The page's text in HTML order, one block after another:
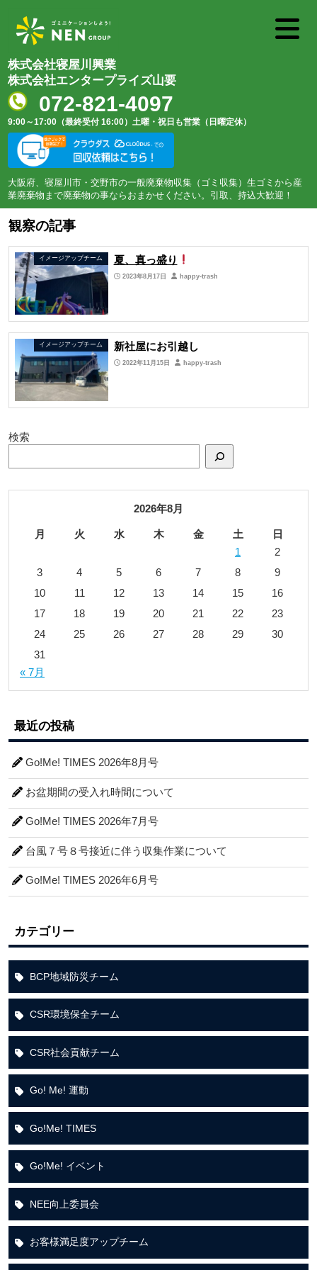
株式会社寝屋川興業
株式会社エンタープライズ山要
072-821-4097
9:00～17:00（最終受付 16:00） 土曜・祝日も営業（日曜定休）
大阪府、寝屋川市・交野市の一般廃棄物収集（ゴミ収集）生ゴミから産
業廃棄物まで廃棄物の事ならおまかせください。引取、持込大歓迎！
観察の記事
イメージアップチーム 夏、真っ盛り
2023年8月17日 happy-trash
イメージアップチーム 新社屋にお引越し
2022年11月15日 happy-trash
検索
2026年8月
月 火 水 木 金 土
日
1
2
3
4 5 6 7 8
9
10
11 12 13 14 15
16
17
18 19 20 21 22
23
24
25 26 27 28 29
30
31
« 7月
最近の投稿
Go!Me! TIMES 2026年8月号
お盆期間の受入れ時間について
Go!Me! TIMES 2026年7月号
台風７号８号接近に伴う収集作業について
Go!Me! TIMES 2026年6月号
カテゴリー
BCP地域防災チーム
CSR環境保全チーム
CSR社会貢献チーム
Go! Me! 運動
Go!Me! TIMES
Go!Me! イベント
NEE向上委員会
お客様満足度アップチーム